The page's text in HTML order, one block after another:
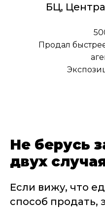
БЦ,
Продал
Не берусь
двух
Если вижу, что
способ продать,